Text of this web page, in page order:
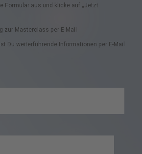
Formular aus und klicke auf „Jetzt
zur Masterclass per E-Mail
Du weiterführende Informationen per E-Mail